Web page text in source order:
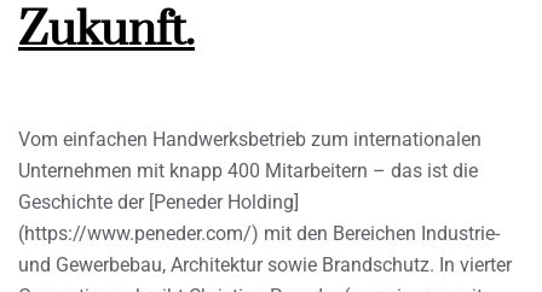
Zukunft.
Vom einfachen Handwerksbetrieb zum internationalen
Unternehmen mit knapp 400 Mitarbeitern – das ist die
Geschichte der [Peneder Holding]
(https://www.peneder.com/) mit den Bereichen Industrie-
und Gewerbebau, Architektur sowie Brandschutz. In vierter